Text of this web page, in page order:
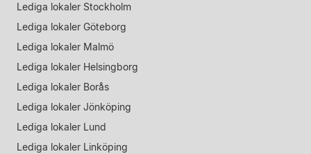
Lediga lokaler Stockholm
Lediga lokaler Göteborg
Lediga lokaler Malmö
Lediga lokaler Helsingborg
Lediga lokaler Borås
Lediga lokaler Jönköping
Lediga lokaler Lund
Lediga lokaler Linköping